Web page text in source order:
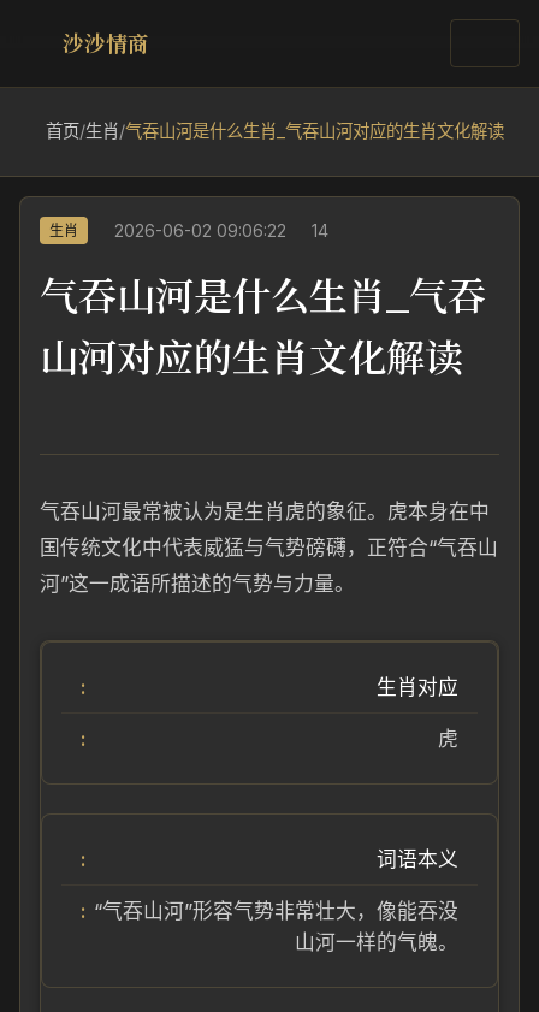
沙沙情商
首页/生肖/气吞山河是什么生肖_气吞山河对应的生肖文化解读
生肖 2026-06-02 09:06:22 14
气吞山河是什么生肖_气吞
山河对应的生肖文化解读
气吞山河最常被认为是生肖虎的象征。虎本身在中
国传统文化中代表威猛与气势磅礴，正符合“气吞山
河”这一成语所描述的气势与力量。
生肖对应
虎
词语本义
“气吞山河”形容气势非常壮大，像能吞没
山河一样的气魄。